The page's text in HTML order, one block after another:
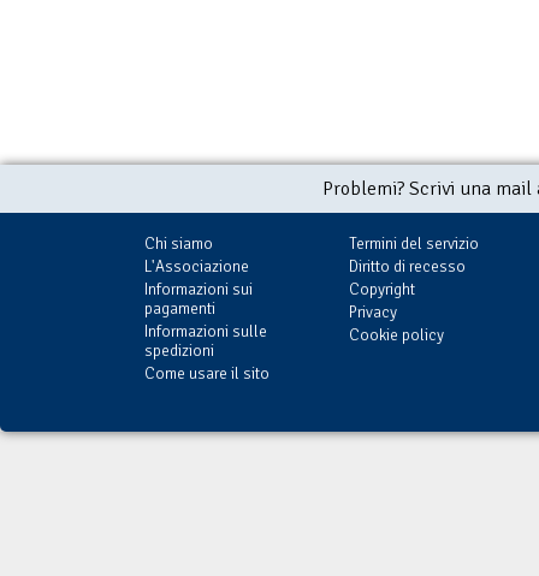
Problemi? Scrivi una
Chi siamo
L'Associazione
Informazioni sui
pagamenti
Informazioni sulle
spedizioni
Come usare il sito
Termini del servizio
Diritto di recesso
Copyright
Privacy
Cookie policy